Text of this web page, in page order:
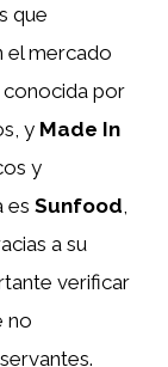
que
el mercado
, conocida por
y Made In
y
es Sunfood
a su
verificar
no